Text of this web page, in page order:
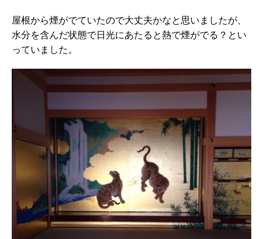
屋根から煙がでていたので大丈夫かなと思いましたが、
水分を含んだ状態で日光にあたると熱で煙がでる？とい
っていました。